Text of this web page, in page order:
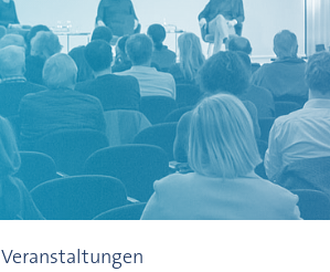
Veranstaltungen